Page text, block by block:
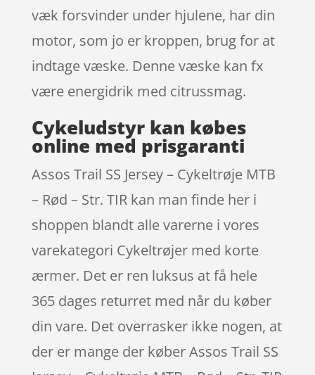
væk forsvinder under hjulene, har din
motor, som jo er kroppen, brug for at
indtage væske. Denne væske kan fx
være energidrik med citrussmag.
Cykeludstyr kan købes
online med prisgaranti
Assos Trail SS Jersey – Cykeltrøje MTB
– Rød – Str. TIR kan man finde her i
shoppen blandt alle varerne i vores
varekategori Cykeltrøjer med korte
ærmer. Det er ren luksus at få hele
365 dages returret med når du køber
din vare. Det overrasker ikke nogen, at
der er mange der køber Assos Trail SS